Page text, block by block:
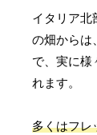
イタリア北
の畑からは
で、実に様
れます。
多くはフレ